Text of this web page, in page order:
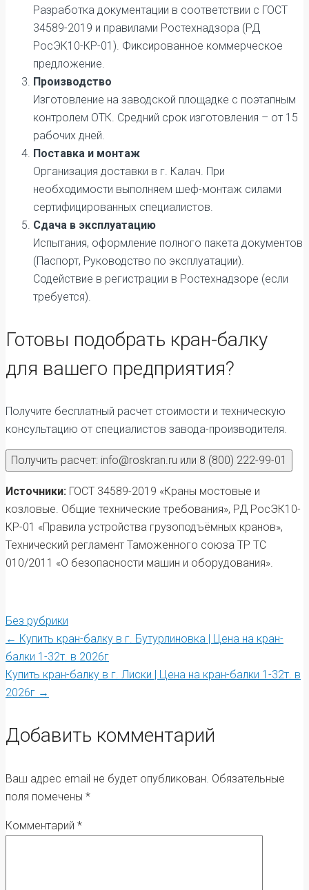
Разработка документации в соответствии с ГОСТ
34589-2019 и правилами Ростехнадзора (РД
РосЭК10-КР-01). Фиксированное коммерческое
предложение.
Производство
Изготовление на заводской площадке с поэтапным
контролем ОТК. Средний срок изготовления – от 15
рабочих дней.
Поставка и монтаж
Организация доставки в г. Калач. При
необходимости выполняем шеф-монтаж силами
сертифицированных специалистов.
Сдача в эксплуатацию
Испытания, оформление полного пакета документов
(Паспорт, Руководство по эксплуатации).
Содействие в регистрации в Ростехнадзоре (если
требуется).
Готовы подобрать кран-балку
для вашего предприятия?
Получите бесплатный расчет стоимости и техническую
консультацию от специалистов завода-производителя.
Получить расчет: info@roskran.ru или 8 (800) 222-99-01
Источники: ГОСТ 34589-2019 «Краны мостовые и
козловые. Общие технические требования», РД РосЭК10-
КР-01 «Правила устройства грузоподъёмных кранов»,
Технический регламент Таможенного союза ТР ТС
010/2011 «О безопасности машин и оборудования».
Без рубрики
Post
navigation
← Купить кран-балку в г. Бутурлиновка | Цена на кран-
балки 1-32т. в 2026г
Купить кран-балку в г. Лиски | Цена на кран-балки 1-32т. в
2026г →
Добавить комментарий
Ваш адрес email не будет опубликован. Обязательные
поля помечены *
Комментарий *